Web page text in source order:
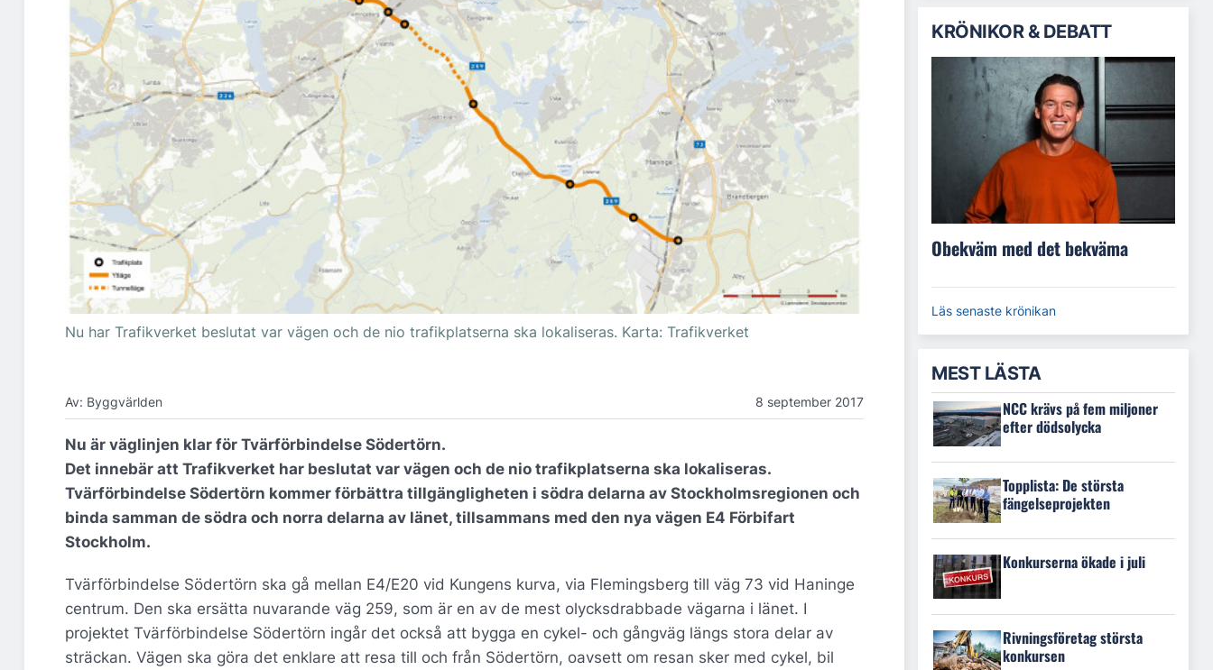
Nu har Trafikverket beslutat var vägen och de nio trafikplatserna ska lokaliseras. Karta: Trafikverket
Av: Byggvärlden 8 september 2017
Nu är väglinjen klar för Tvärförbindelse Södertörn.
Det innebär att Trafikverket har beslutat var vägen och de nio trafikplatserna ska lokaliseras.
Tvärförbindelse Södertörn kommer förbättra tillgängligheten i södra delarna av Stockholmsregionen och
binda samman de södra och norra delarna av länet, tillsammans med den nya vägen E4 Förbifart
Stockholm.
Tvärförbindelse Södertörn ska gå mellan E4/E20 vid Kungens kurva, via Flemingsberg till väg 73 vid Haninge
centrum. Den ska ersätta nuvarande väg 259, som är en av de mest olycksdrabbade vägarna i länet. I
projektet Tvärförbindelse Södertörn ingår det också att bygga en cykel- och gångväg längs stora delar av
sträckan. Vägen ska göra det enklare att resa till och från Södertörn, oavsett om resan sker med cykel, bil
KRÖNIKOR & DEBATT
Obekväm med det bekväma
Läs senaste krönikan
MEST LÄSTA
NCC krävs på fem miljoner
efter dödsolycka
Topplista: De största
fängelseprojekten
Konkurserna ökade i juli
Rivningsföretag största
konkursen